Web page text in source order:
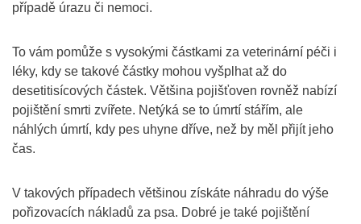
případě úrazu či nemoci.
To vám pomůže s vysokými částkami za veterinární péči i
léky, kdy se takové částky mohou vyšplhat až do
desetitisícových částek. Většina pojišťoven rovněž nabízí
pojištění smrti zvířete. Netýká se to úmrtí stářím, ale
náhlých úmrtí, kdy pes uhyne dříve, než by měl přijít jeho
čas.
V takových případech většinou získáte náhradu do výše
pořizovacích nákladů za psa. Dobré je také pojištění